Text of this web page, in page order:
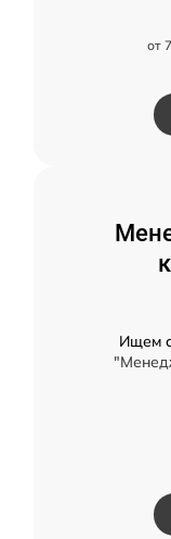
от
Ищем